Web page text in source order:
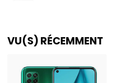
VU(S) RÉCEMMENT